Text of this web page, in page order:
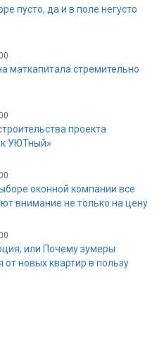
пусто, да и в поле негусто
маткапитала стремительно
проекта
УЮТный»
оконной компании все
внимание не только на цену
или Почему зумеры
от новых квартир в пользу